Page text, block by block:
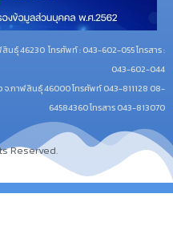
สินธุ์ 46230 โทรศัพท์ : 043-602-055 โทรสาร :
043-602-044
จ.กาฬสินธุ์ 46000โทรศัพท์ 043-811128 08-
64584360 โทรสาร 043-813070
Reserved.